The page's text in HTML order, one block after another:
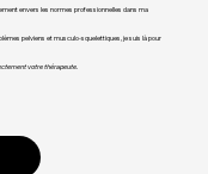
envers les normes professionnelles dans ma
pelviens et musculo-squelettiques, je suis là pour
votre thérapeute.